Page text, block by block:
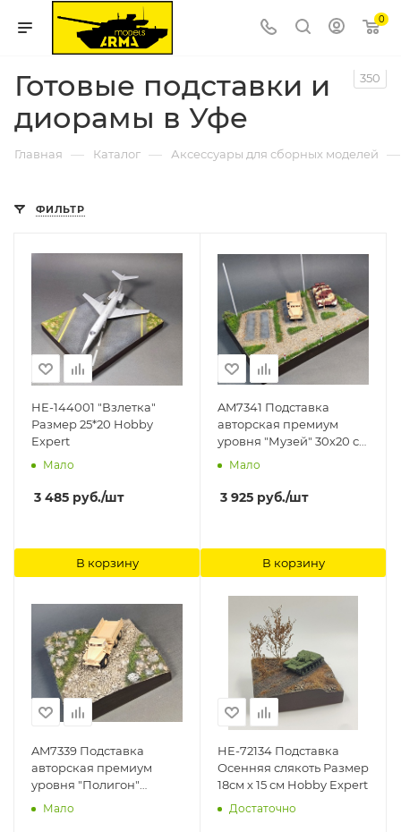
0
Готовые подставки и
диорамы в Уфе
350
Главная — Каталог — Аксессуары для сборных моделей —
ФИЛЬТР
HE-144001 "Взлетка"
Размер 25*20 Hobby
Expert
Мало
3 485 руб./шт
В корзину
AM7341 Подставка
авторская премиум
уровня "Музей" 30х20 см
Hobby Expert
Мало
3 925 руб./шт
В корзину
AM7339 Подставка
авторская премиум
уровня "Полигон"
16х16см Hobby Expert
Мало
HE-72134 Подставка
Осенняя слякоть Размер
18см х 15 см Hobby Expert
Достаточно